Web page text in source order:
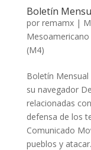
Boletín
por remamx|
(M4)
Boletín
su navegador
relacionadas
defensa de los
Comunicado
pueblos y